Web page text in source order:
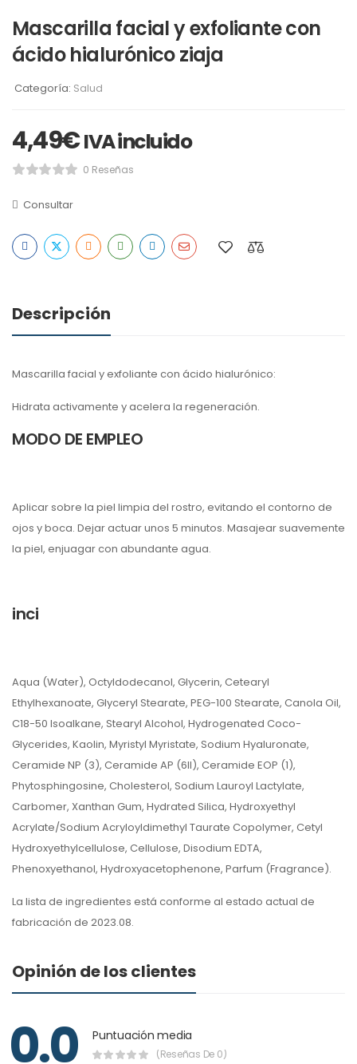
Mascarilla facial y exfoliante con
ácido hialurónico ziaja
Categoría: Salud
4,49€IVA incluido
0 Reseñas
Consultar
Descripción
Mascarilla facial y exfoliante con ácido hialurónico:
Hidrata activamente y acelera la regeneración.
MODO DE EMPLEO
Aplicar sobre la piel limpia del rostro, evitando el contorno de
ojos y boca. Dejar actuar unos 5 minutos. Masajear suavemente
la piel, enjuagar con abundante agua.
inci
Aqua (Water), Octyldodecanol, Glycerin, Cetearyl
Ethylhexanoate, Glyceryl Stearate, PEG-100 Stearate, Canola Oil,
C18-50 Isoalkane, Stearyl Alcohol, Hydrogenated Coco-
Glycerides, Kaolin, Myristyl Myristate, Sodium Hyaluronate,
Ceramide NP (3), Ceramide AP (6II), Ceramide EOP (1),
Phytosphingosine, Cholesterol, Sodium Lauroyl Lactylate,
Carbomer, Xanthan Gum, Hydrated Silica, Hydroxyethyl
Acrylate/Sodium Acryloyldimethyl Taurate Copolymer, Cetyl
Hydroxyethylcellulose, Cellulose, Disodium EDTA,
Phenoxyethanol, Hydroxyacetophenone, Parfum (Fragrance).
La lista de ingredientes está conforme al estado actual de
fabricación de 2023.08.
Opinión de los clientes
0.0 Puntuación media
(Reseñas De 0)